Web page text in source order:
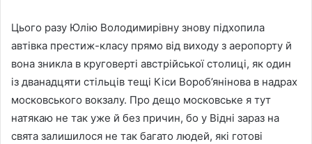
Цього разу Юлію Володимирівну знову підхопила
автівка престиж-класу прямо від виходу з аеропорту й
вона зникла в круговерті австрійської столиці, як один
із дванадцяти стільців тещі Кіси Вороб’янінова в надрах
московського вокзалу. Про дещо московське я тут
натякаю не так уже й без причин, бо у Відні зараз на
свята залишилося не так багато людей, які готові